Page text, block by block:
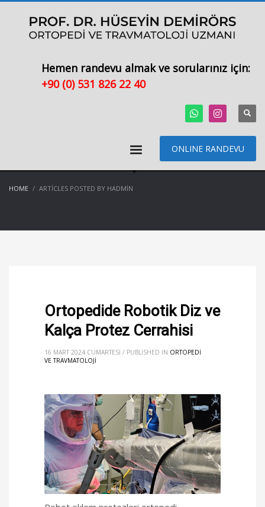
Hemen randevu almak ve sorularınız için:
+90 (0) 531 826 22 40
ONLINE RANDEVU
HOME ARTICLES POSTED BY HADMIN
Ortopedide Robotik Diz ve
Kalça Protez Cerrahisi
16 MART 2024 CUMARTESI / PUBLISHED IN ORTOPEDI
VE TRAVMATOLOJI